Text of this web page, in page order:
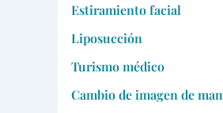
Estiramiento facial
Liposucción
Turismo médico
Cambio de imagen de